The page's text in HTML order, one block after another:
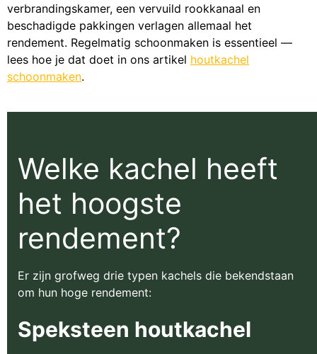
verbrandingskamer, een vervuild rookkanaal en
beschadigde pakkingen verlagen allemaal het
rendement. Regelmatig schoonmaken is essentieel —
lees hoe je dat doet in ons artikel houtkachel
schoonmaken.
Welke kachel heeft
het hoogste
rendement?
Er zijn grofweg drie typen kachels die bekendstaan
om hun hoge rendement:
Speksteen houtkachel